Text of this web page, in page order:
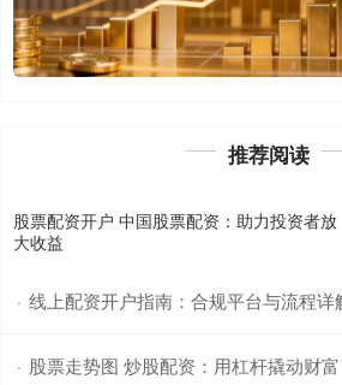
推荐阅读
股票配资开户 中国股票配资：助力投资者放
大收益
· 线上配资开户指南：合规平台与流程详
· 股票走势图 炒股配资：用杠杆撬动财